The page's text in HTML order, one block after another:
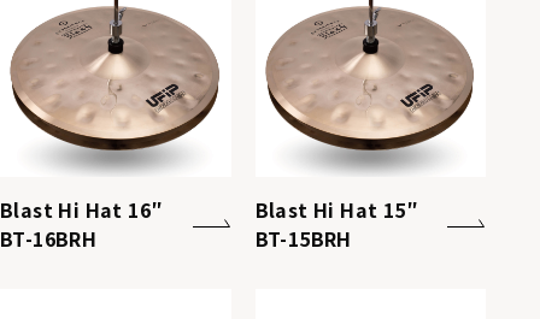
Blast Hi Hat 16″
BT-16BRH
Blast Hi Hat 15″
BT-15BRH